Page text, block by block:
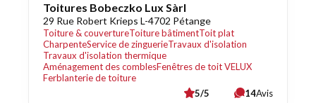
Toitures Bobeczko Lux Sàrl
29 Rue Robert Krieps L-4702 Pétange
Toiture & couvertureToiture bâtimentToit plat
CharpenteService de zinguerieTravaux d'isolation
Travaux d'isolation thermique
Aménagement des comblesFenêtres de toit VELUX
Ferblanterie de toiture
5/5 14Avis